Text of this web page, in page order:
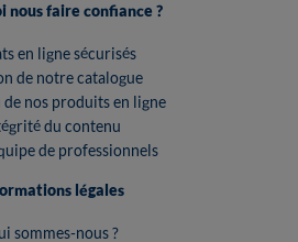
nous faire confiance ?
en ligne sécurisés
de notre catalogue
de nos produits en ligne
du contenu
de professionnels
légales
sommes-nous ?